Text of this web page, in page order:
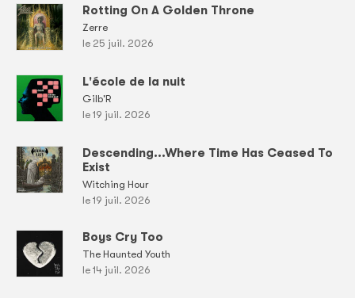
Rotting On A Golden Throne
Zerre
le 25 juil. 2026
L'école de la nuit
Gilb'R
le 19 juil. 2026
Descending...Where Time Has Ceased To
Exist
Witching Hour
le 19 juil. 2026
Boys Cry Too
The Haunted Youth
le 14 juil. 2026